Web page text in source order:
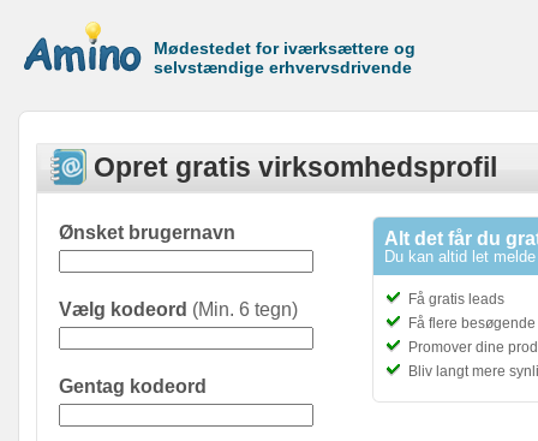
Mødestedet for iværksættere og
selvstændige erhvervsdrivende
Opret gratis virksomhedsprofil
Alt det får du
Du kan altid let
Få gratis leads
Få flere
Promover dine
Bliv langt mere
Ønsket brugernavn
Vælg kodeord (Min. 6 tegn)
Gentag kodeord